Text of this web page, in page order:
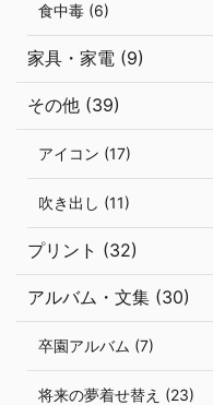
食中毒 (6)
家具・家電 (9)
その他 (39)
アイコン (17)
吹き出し (11)
プリント (32)
アルバム・文集 (30)
卒園アルバム (7)
将来の夢着せ替え (23)